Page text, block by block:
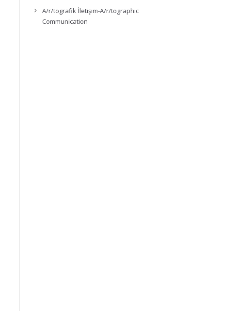
A/r/tografik İletişim-A/r/tographic
Communication